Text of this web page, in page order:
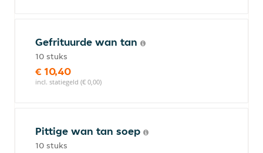
Gefrituurde wan tan
10 stuks
€ 10,40
incl. statiegeld (€ 0,00)
Pittige wan tan soep
10 stuks